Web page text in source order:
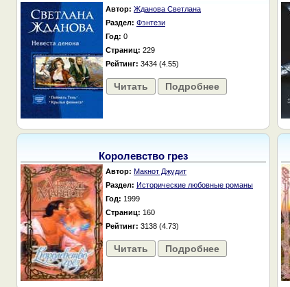
Автор: Жданова Светлана
Раздел: Фэнтези
Год: 0
Страниц: 229
Рейтинг: 3434 (4.55)
Читать Подробнее
Королевство грез
Автор: Макнот Джудит
Раздел: Исторические любовные романы
Год: 1999
Страниц: 160
Рейтинг: 3138 (4.73)
Читать Подробнее